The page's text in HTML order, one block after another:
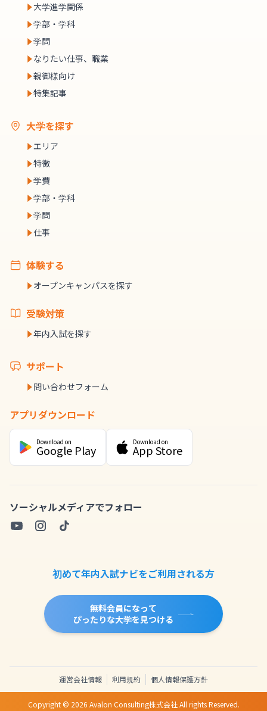
大学進学関係
学部・学科
学問
なりたい仕事、職業
親御様向け
特集記事
大学を探す
エリア
特徴
学費
学部・学科
学問
仕事
体験する
オープンキャンパスを探す
受験対策
年内入試を探す
サポート
問い合わせフォーム
アプリダウンロード
Download on
Google Play
Download on
App Store
ソーシャルメディアでフォロー
初めて年内入試ナビをご利用される方
無料会員になって
ぴったりな大学を見つける
運営会社情報 利用規約 個人情報保護方針
Copyright © 2026 Avalon Consulting株式会社 All rights Reserved.